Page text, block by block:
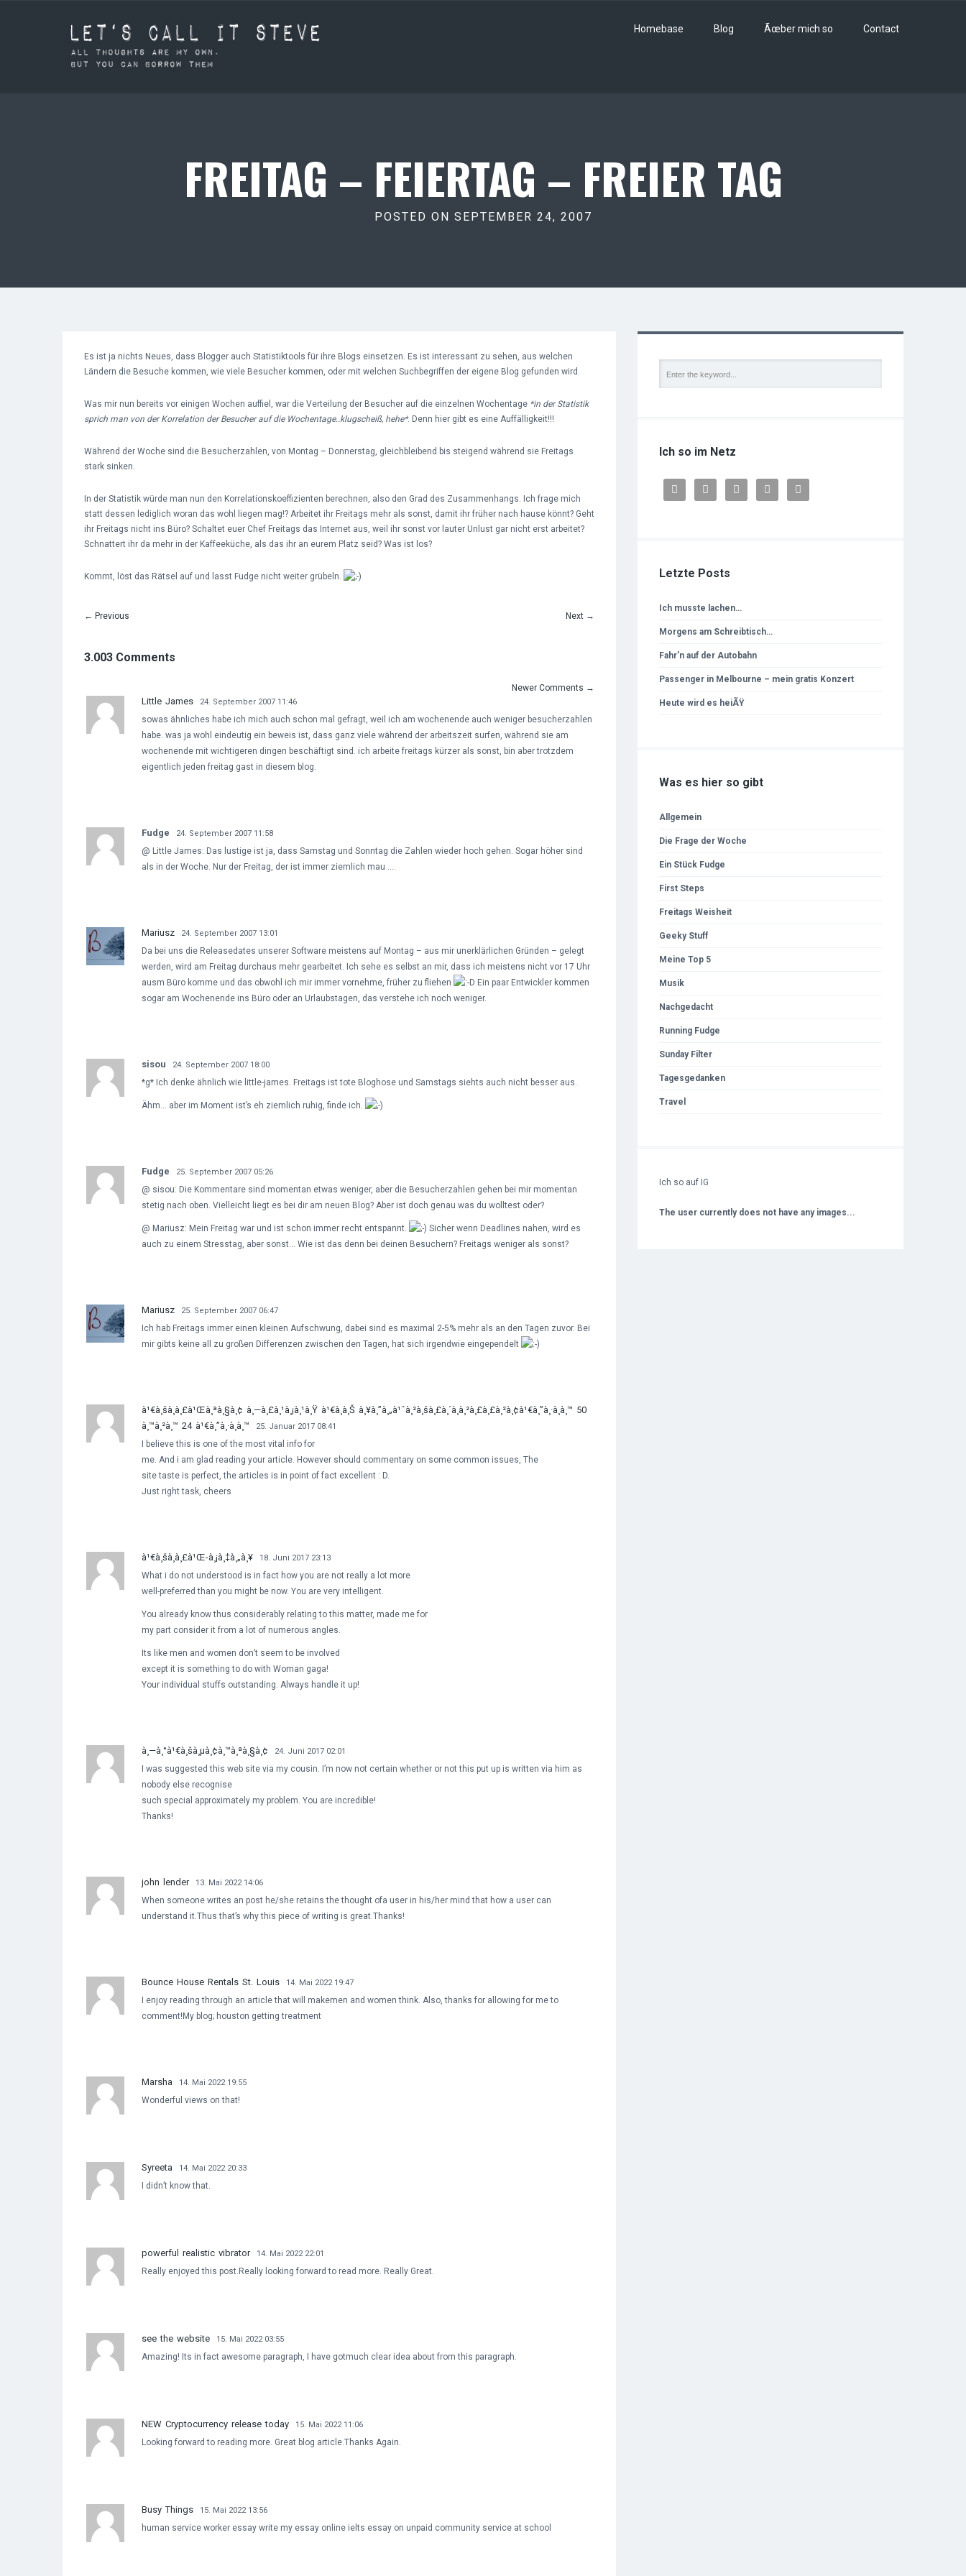
Homebase Blog Ãœber mich so Contact
FREITAG – FEIERTAG – FREIER TAG
POSTED ON SEPTEMBER 24, 2007
Es ist ja nichts Neues, dass Blogger auch Statistiktools für ihre Blogs einsetzen. Es ist interessant zu sehen, aus welchen
Ländern die Besuche kommen, wie viele Besucher kommen, oder mit welchen Suchbegriffen der eigene Blog gefunden wird.
Was mir nun bereits vor einigen Wochen auffiel, war die Verteilung der Besucher auf die einzelnen Wochentage *in der Statistik
sprich man von der Korrelation der Besucher auf die Wochentage..klugscheiß, hehe*. Denn hier gibt es eine Auffälligkeit!!!
Während der Woche sind die Besucherzahlen, von Montag – Donnerstag, gleichbleibend bis steigend während sie Freitags
stark sinken.
In der Statistik würde man nun den Korrelationskoeffizienten berechnen, also den Grad des Zusammenhangs. Ich frage mich
statt dessen lediglich woran das wohl liegen mag!? Arbeitet ihr Freitags mehr als sonst, damit ihr früher nach hause könnt? Geht
ihr Freitags nicht ins Büro? Schaltet euer Chef Freitags das Internet aus, weil ihr sonst vor lauter Unlust gar nicht erst arbeitet?
Schnattert ihr da mehr in der Kaffeeküche, als das ihr an eurem Platz seid? Was ist los?
Kommt, löst das Rätsel auf und lasst Fudge nicht weiter grübeln.
← Previous Next →
3.003 Comments
Newer Comments →
Little James 24. September 2007 11:46
sowas ähnliches habe ich mich auch schon mal gefragt, weil ich am wochenende auch weniger besucherzahlen
habe. was ja wohl eindeutig ein beweis ist, dass ganz viele während der arbeitszeit surfen, während sie am
wochenende mit wichtigeren dingen beschäftigt sind. ich arbeite freitags kürzer als sonst, bin aber trotzdem
eigentlich jeden freitag gast in diesem blog.
Fudge 24. September 2007 11:58
@ Little James: Das lustige ist ja, dass Samstag und Sonntag die Zahlen wieder hoch gehen. Sogar höher sind
als in der Woche. Nur der Freitag, der ist immer ziemlich mau ….
Mariusz 24. September 2007 13:01
Da bei uns die Releasedates unserer Software meistens auf Montag – aus mir unerklärlichen Gründen – gelegt
werden, wird am Freitag durchaus mehr gearbeitet. Ich sehe es selbst an mir, dass ich meistens nicht vor 17 Uhr
ausm Büro komme und das obwohl ich mir immer vornehme, früher zu fliehen
Ein paar Entwickler kommen
sogar am Wochenende ins Büro oder an Urlaubstagen, das verstehe ich noch weniger.
sisou 24. September 2007 18:00
*g* Ich denke ähnlich wie little-james. Freitags ist tote Bloghose und Samstags siehts auch nicht besser aus.
Ähm… aber im Moment ist’s eh ziemlich ruhig, finde ich.
Fudge 25. September 2007 05:26
@ sisou: Die Kommentare sind momentan etwas weniger, aber die Besucherzahlen gehen bei mir momentan
stetig nach oben. Vielleicht liegt es bei dir am neuen Blog? Aber ist doch genau was du wolltest oder?
@ Mariusz: Mein Freitag war und ist schon immer recht entspannt.
Sicher wenn Deadlines nahen, wird es
auch zu einem Stresstag, aber sonst… Wie ist das denn bei deinen Besuchern? Freitags weniger als sonst?
Mariusz 25. September 2007 06:47
Ich hab Freitags immer einen kleinen Aufschwung, dabei sind es maximal 2-5% mehr als an den Tagen zuvor. Bei
mir gibts keine all zu großen Differenzen zwischen den Tagen, hat sich irgendwie eingependelt
à¹€à¸šà¸­à¸£à¹Œà¸ªà¸§à¸¢ à¸—à¸£à¸¹à¸¡à¸¹à¸Ÿ à¹€à¸­à¸Š à¸¥à¸”à¸„à¹ˆà¸²à¸šà¸£à¸´à¸à¸²à¸£à¸£à¸²à¸¢à¹€à¸”à¸·à¸­à¸™ 50
à¸™à¸²à¸™ 24 à¹€à¸”à¸·à¸­à¸™
25. Januar 2017 08:41
I believe this is one of the most vital info for
me. And i am glad reading your article. However should commentary on some common issues, The
site taste is perfect, the articles is in point of fact excellent : D.
Just right task, cheers
à¹€à¸šà¸­à¸£à¹Œ-à¸¡à¸‡à¸„à¸¥ 18. Juni 2017 23:13
What i do not understood is in fact how you are not really a lot more
well-preferred than you might be now. You are very intelligent.
You already know thus considerably relating to this matter, made me for
my part consider it from a lot of numerous angles.
Its like men and women don’t seem to be involved
except it is something to do with Woman gaga!
Your individual stuffs outstanding. Always handle it up!
à¸—à¸°à¹€à¸šà¸µà¸¢à¸™à¸ªà¸§à¸¢ 24. Juni 2017 02:01
I was suggested this web site via my cousin. I’m now not certain whether or not this put up is written via him as
nobody else recognise
such special approximately my problem. You are incredible!
Thanks!
john lender 13. Mai 2022 14:06
When someone writes an post he/she retains the thought ofa user in his/her mind that how a user can
understand it.Thus that’s why this piece of writing is great.Thanks!
Bounce House Rentals St. Louis 14. Mai 2022 19:47
I enjoy reading through an article that will makemen and women think. Also, thanks for allowing for me to
comment!My blog; houston getting treatment
Marsha 14. Mai 2022 19:55
Wonderful views on that!
Syreeta 14. Mai 2022 20:33
I didn’t know that.
powerful realistic vibrator 14. Mai 2022 22:01
Really enjoyed this post.Really looking forward to read more. Really Great.
see the website 15. Mai 2022 03:55
Amazing! Its in fact awesome paragraph, I have gotmuch clear idea about from this paragraph.
NEW Cryptocurrency release today 15. Mai 2022 11:06
Looking forward to reading more. Great blog article.Thanks Again.
Busy Things 15. Mai 2022 13:56
human service worker essay write my essay online ielts essay on unpaid community service at school
Ich so im Netz
    
Letzte Posts
Ich musste lachen…
Morgens am Schreibtisch…
Fahr’n auf der Autobahn
Passenger in Melbourne – mein gratis Konzert
Heute wird es heiÃŸ
Was es hier so gibt
Allgemein
Die Frage der Woche
Ein Stück Fudge
First Steps
Freitags Weisheit
Geeky Stuff
Meine Top 5
Musik
Nachgedacht
Running Fudge
Sunday Filter
Tagesgedanken
Travel
Ich so auf IG
The user currently does not have any images...